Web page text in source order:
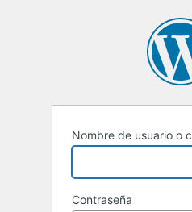
Nombre de usuario o
Contraseña